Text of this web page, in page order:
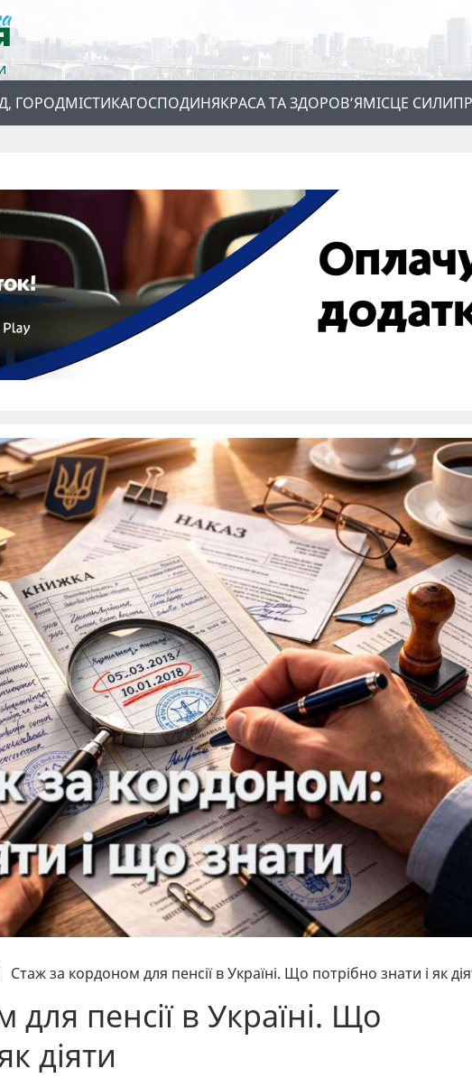
ГОРОДМІСТИКАГОСПОДИНЯКРАСА ТА ЗДОРОВ’ЯМІСЦЕ СИЛИ
Стаж за кордоном для пенсії в Україні. Що потрібно знати і як
пенсії в Україні. Що
діяти